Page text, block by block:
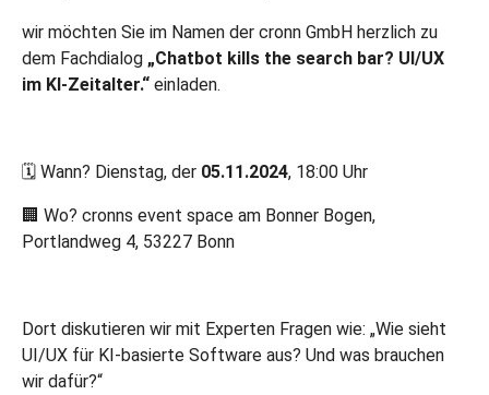
wir möchten Sie im Namen der cronn GmbH herzlich zu
dem Fachdialog „Chatbot kills the search bar? UI/UX
im KI-Zeitalter.“ einladen.
🗓️ Wann? Dienstag, der 05.11.2024, 18:00 Uhr
🏢 Wo? cronns event space am Bonner Bogen,
Portlandweg 4, 53227 Bonn
Dort diskutieren wir mit Experten Fragen wie: „Wie sieht
UI/UX für KI-basierte Software aus? Und was brauchen
wir dafür?“